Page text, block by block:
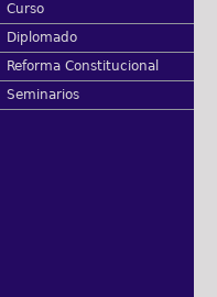
Curso
Diplomado
Reforma Constitucional
Seminarios